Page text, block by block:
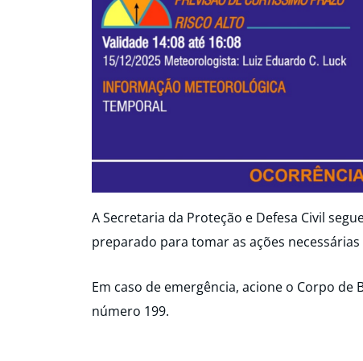
A Secretaria da Proteção e Defesa Civil
preparado para tomar as ações
Em caso de emergência, acione o Corpo
número 199.